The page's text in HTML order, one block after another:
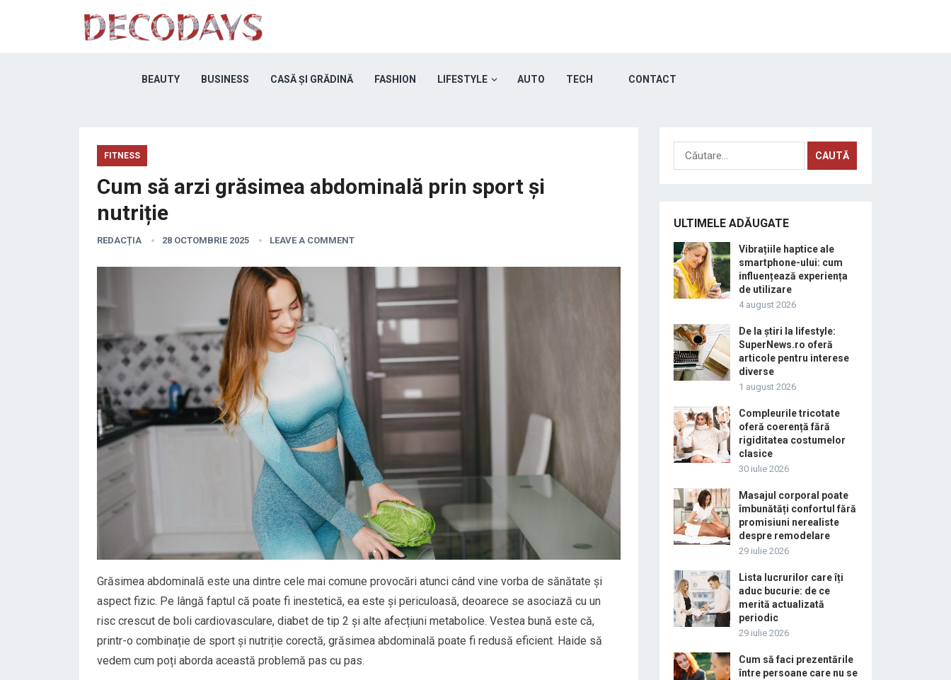
BEAUTY BUSINESS CASĂ ȘI GRĂDINĂ FASHION LIFESTYLE AUTO TECH CONTACT
FITNESS
Cum să arzi grăsimea abdominală prin sport și
nutriție
REDACȚIA 28 OCTOMBRIE 2025 LEAVE A COMMENT
Grăsimea abdominală este una dintre cele mai comune provocări atunci când vine vorba de sănătate și
aspect fizic. Pe lângă faptul că poate fi inestetică, ea este și periculoasă, deoarece se asociază cu un
risc crescut de boli cardiovasculare, diabet de tip 2 și alte afecțiuni metabolice. Vestea bună este că,
printr-o combinație de sport și nutriție corectă, grăsimea abdominală poate fi redusă eficient. Haide să
vedem cum poți aborda această problemă pas cu pas.
Caută
după:
ULTIMELE ADĂUGATE
Vibrațiile haptice ale
smartphone-ului: cum
influențează experiența
de utilizare
4 august 2026
De la știri la lifestyle:
SuperNews.ro oferă
articole pentru interese
diverse
1 august 2026
Compleurile tricotate
oferă coerență fără
rigiditatea costumelor
clasice
30 iulie 2026
Masajul corporal poate
îmbunătăți confortul fără
promisiuni nerealiste
despre remodelare
29 iulie 2026
Lista lucrurilor care îți
aduc bucurie: de ce
merită actualizată
periodic
29 iulie 2026
Cum să faci prezentările
între persoane care nu se